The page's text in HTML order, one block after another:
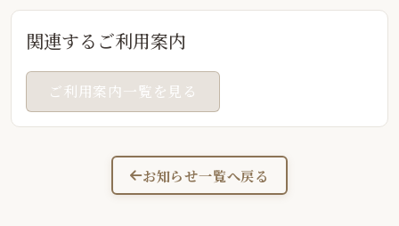
関連するご利用案内
ご利用案内一覧を見る
お知らせ一覧へ戻る